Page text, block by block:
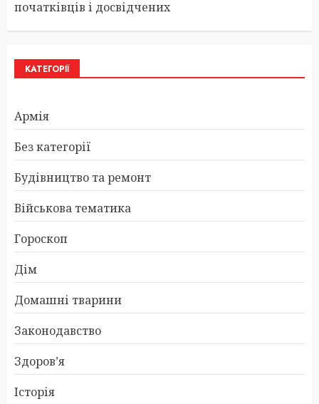
початківців і досвідчених
КАТЕГОРІЇ
Армія
Без категорії
Будівництво та ремонт
Військова тематика
Гороскоп
Дім
Домашні тварини
Законодавство
Здоров’я
Історія